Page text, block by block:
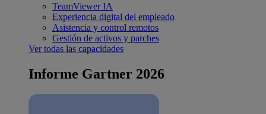
TeamViewer IA
Experiencia digital del empleado
Asistencia y control remotos
Gestión de activos y parches
Ver todas las capacidades
Informe Gartner 2026